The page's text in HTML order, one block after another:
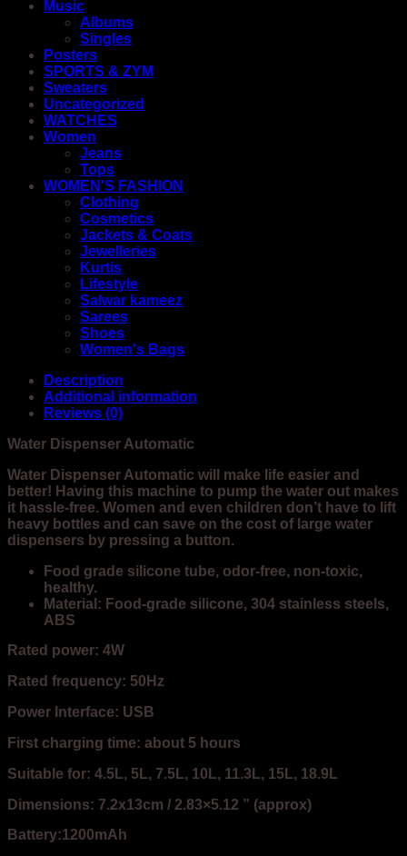
Music
Albums
Singles
Posters
SPORTS & ZYM
Sweaters
Uncategorized
WATCHES
Women
Jeans
Tops
WOMEN'S FASHION
Clothing
Cosmetics
Jackets & Coats
Jewelleries
Kurtis
Lifestyle
Salwar kameez
Sarees
Shoes
Women's Bags
Description
Additional information
Reviews (0)
Water Dispenser Automatic
Water Dispenser Automatic will make life easier and
better! Having this machine to pump the water out makes
it hassle-free. Women and even children don’t have to lift
heavy bottles and can save on the cost of large water
dispensers by pressing a button.
Food grade silicone tube, odor-free, non-toxic,
healthy.
Material: Food-grade silicone, 304 stainless steels,
ABS
Rated power: 4W
Rated frequency: 50Hz
Power Interface: USB
First charging time: about 5 hours
Suitable for: 4.5L, 5L, 7.5L, 10L, 11.3L, 15L, 18.9L
Dimensions: 7.2x13cm / 2.83×5.12 ” (approx)
Battery:1200mAh